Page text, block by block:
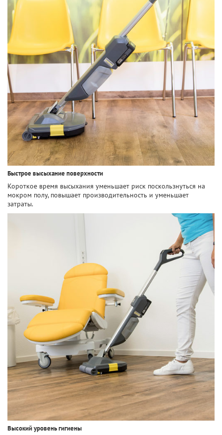
Быстрое высыхание поверхности
Короткое время высыхания уменьшает риск поскользнуться на
мокром полу, повышает производительность и уменьшает
затраты.
Высокий уровень гигиены